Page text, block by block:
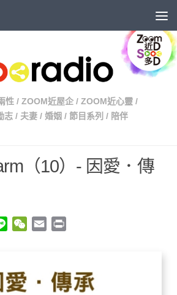
性 / ZOOM近屋企 / ZOOM近心靈 /
志 / 夫妻 / 婚姻 / 節目系列 / 陪伴
（10）- 因愛．傳
Line WeChat
Email